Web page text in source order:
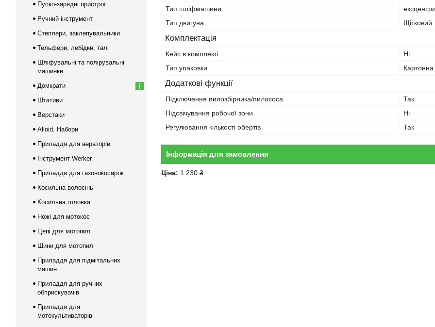
Тип шліфмашини
Тип двигуна
Щітковий
Комплектація
Кейс в комплекті
Ні
Тип упаковки
Додаткові функції
Підключення пилозбірника/пилососа
Так
Підсвічування робочої зони
Ні
Регулювання кількості обертів
Так
Інформація для замовлення
Ціна: 1 230 ₴
Пуско-зарядні пристрої
Ручний інструмент
Степлери, заклепувальники
Тельфери, лебідки, талі
Шліфувальні та полірувальні
машинки
Домкрати
Штативи
Верстаки
Alloid. Набори
Приладдя для аераторів
Інструмент Werker
Приладдя для газонокосарок
Косильна волосінь
Косильна головка
Ножі для мотокос
Цепі для мотопил
Шини для мотопил
Приладдя для підмітальних
машин
Приладдя для ручних
обприскувачів
Приладдя для
мотокультиваторів